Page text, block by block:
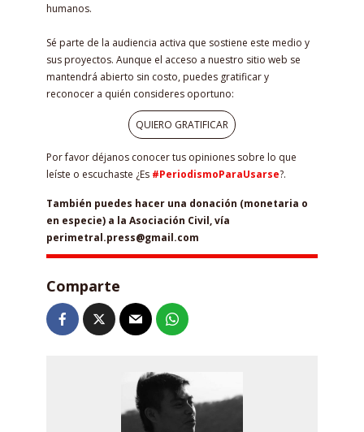
humanos.
Sé parte de la audiencia activa que sostiene este medio y
sus proyectos. Aunque el acceso a nuestro sitio web se
mantendrá abierto sin costo, puedes gratificar y
reconocer a quién consideres oportuno:
QUIERO GRATIFICAR
Por favor déjanos conocer tus opiniones sobre lo que
leíste o escuchaste ¿Es #PeriodismoParaUsarse?.
También puedes hacer una donación (monetaria o
en especie) a la Asociación Civil, vía
perimetral.press@gmail.com
Comparte